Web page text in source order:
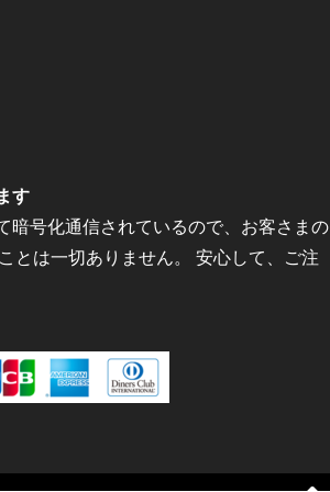
す
暗号化通信されているので、お客さまの
とは一切ありません。 安心して、ご注